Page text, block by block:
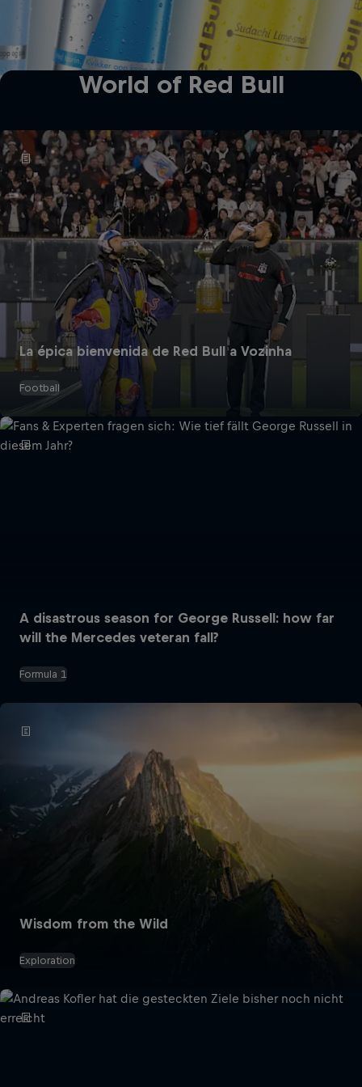
World of Red Bull
La épica bienvenida de Red Bull a Vozinha
Football
A disastrous season for George Russell: how far
will the Mercedes veteran fall?
Formula 1
Wisdom from the Wild
Exploration